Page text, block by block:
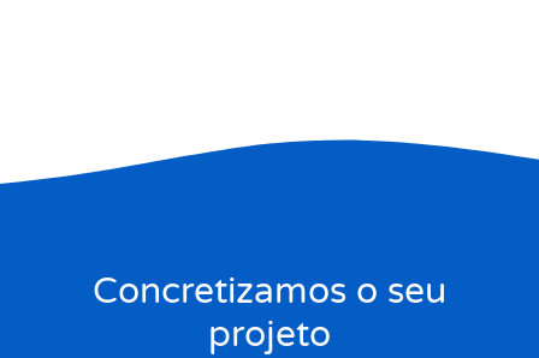
Concretizamos o seu
projeto